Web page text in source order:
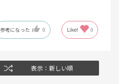
参考になった 0 Like! 0
表示：新しい順